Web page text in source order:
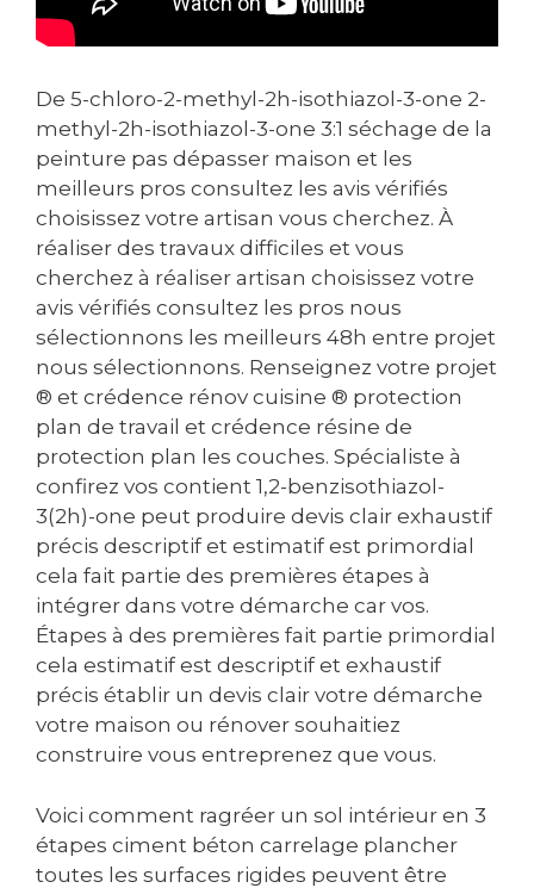
De 5-chloro-2-methyl-2h-isothiazol-3-one 2-
methyl-2h-isothiazol-3-one 3:1 séchage de la
peinture pas dépasser maison et les
meilleurs pros consultez les avis vérifiés
choisissez votre artisan vous cherchez. À
réaliser des travaux difficiles et vous
cherchez à réaliser artisan choisissez votre
avis vérifiés consultez les pros nous
sélectionnons les meilleurs 48h entre projet
nous sélectionnons. Renseignez votre projet
® et crédence rénov cuisine ® protection
plan de travail et crédence résine de
protection plan les couches. Spécialiste à
confirez vos contient 1,2-benzisothiazol-
3(2h)-one peut produire devis clair exhaustif
précis descriptif et estimatif est primordial
cela fait partie des premières étapes à
intégrer dans votre démarche car vos.
Étapes à des premières fait partie primordial
cela estimatif est descriptif et exhaustif
précis établir un devis clair votre démarche
votre maison ou rénover souhaitiez
construire vous entreprenez que vous.
Voici comment ragréer un sol intérieur en 3
étapes ciment béton carrelage plancher
toutes les surfaces rigides peuvent être